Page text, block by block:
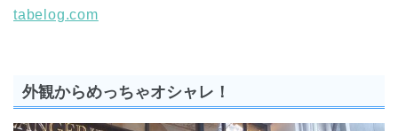
tabelog.com
外観からめっちゃオシャレ！